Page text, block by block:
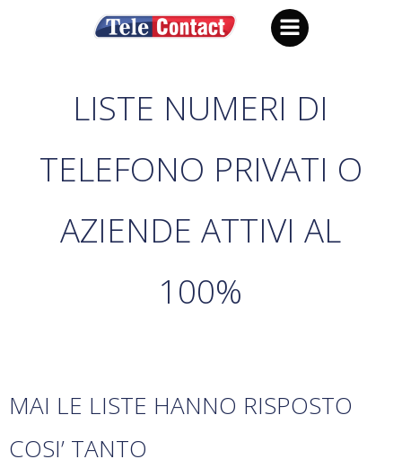
al
LISTE NUMERI DI
TELEFONO PRIVATI O
AZIENDE ATTIVI AL
100%
MAI LE LISTE HANNO RISPOSTO
COSI’ TANTO